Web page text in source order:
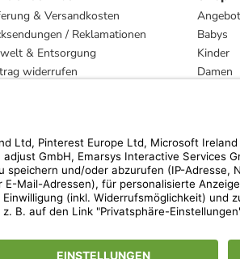
& Versandkosten
/ Reklamationen
& Entsorgung
widerrufen
Babys
Kinder
Damen
Marken
der unverbindlichen Preisempfehlung des
unserer Freunde-werben-